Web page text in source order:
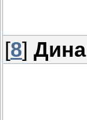
[8] Дина